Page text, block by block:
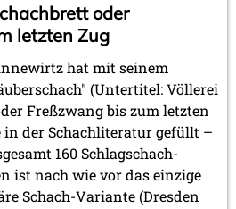
oder
letzten Zug
hat mit seinem
(Untertitel: Völlerei
Freßzwang bis zum letzten
in der Schachliteratur gefüllt –
160 Schlagschach-
ist nach wie vor das einzige
Schach-Variante (Dresden